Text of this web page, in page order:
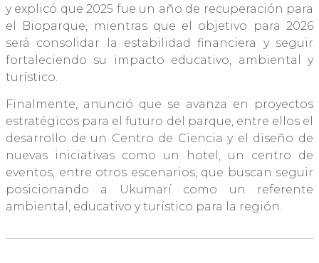
y explicó que 2025 fue un año de recuperación para
el Bioparque, mientras que el objetivo para 2026
será consolidar la estabilidad financiera y seguir
fortaleciendo su impacto educativo, ambiental y
turístico.
Finalmente, anunció que se avanza en proyectos
estratégicos para el futuro del parque, entre ellos el
desarrollo de un Centro de Ciencia y el diseño de
nuevas iniciativas como un hotel, un centro de
eventos, entre otros escenarios, que buscan seguir
posicionando a Ukumarí como un referente
ambiental, educativo y turístico para la región.